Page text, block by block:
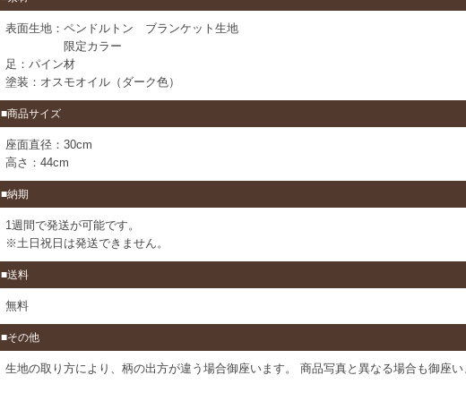
表面生地：ペンドルトン ブランケット生地
限定カラー
足：パイン材
塗装：オスモオイル（ダーク色）
■商品サイズ
座面直径：30cm
高さ：44cm
■納期
1週間で発送が可能です。
※土日祝日は発送できません。
■送料
無料
■その他
生地の取り方により、柄の出方が違う場合御座います。 商品写真と異なる場合も御座い